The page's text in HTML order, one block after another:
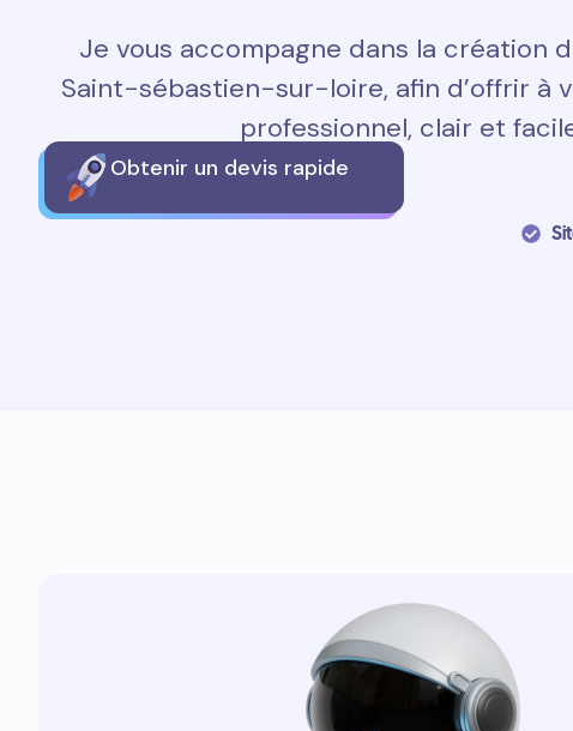
Je vous accompagne dans la création
Saint-sébastien-sur-loire, afin d’offrir à
professionnel, clair et
Obtenir un devis rapide